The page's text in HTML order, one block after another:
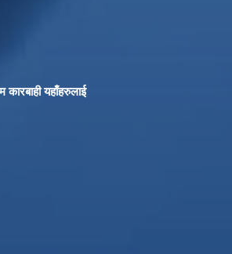
कारबाही यहाँहरुलाई